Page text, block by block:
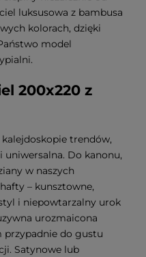
luksusowa z bambusa
kolorach, dzięki
model
200x220 z
trendów,
Do kanonu,
w naszych
– kunsztowne,
i niepowtarzalny urok
urozmaicona
do gustu
Satynowe lub